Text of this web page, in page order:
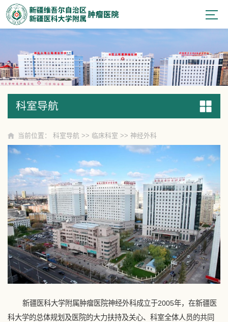
科室导航
科室导航
当前位置： 科室导航 >> 临床科室 >> 神经外科
新疆医科大学附属肿瘤医院神经外科成立于2005年，在新疆医
科大学的总体规划及医院的大力扶持及关心、科室全体人员的共同